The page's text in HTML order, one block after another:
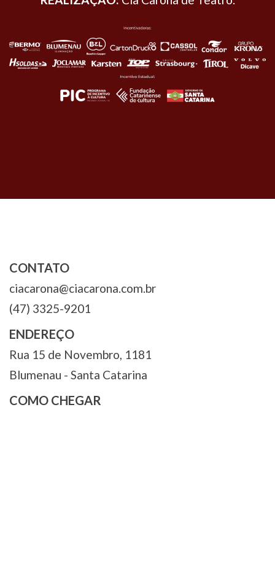
CONTATO
ciacarona@ciacarona.com.br
(47) 3325-9201
ENDEREÇO
Rua 15 de Novembro, 1181
Blumenau - Santa Catarina
COMO CHEGAR